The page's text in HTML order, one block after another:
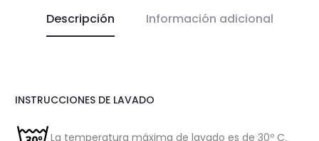
Descripción Información adicional
INSTRUCCIONES DE LAVADO
La temperatura máxima de lavado es de 30º C.